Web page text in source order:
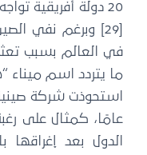
20 دولة أفريقية
[29] وبرغم نفي
في العالم بسبب
ما يتردد اسم ميناء
عامًا، كمثال على
الدول بعد إغراقها